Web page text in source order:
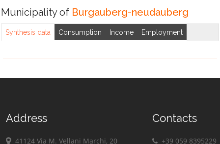
Municipality of Burgauberg-neudauberg
Synthesis data Consumption Income Employment
Address
41124 Via M. Vellani Marchi, 20
Contacts
+39 059 8395229